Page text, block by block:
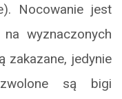
Nocowanie jest
wyznaczonych
zakazane, jedynie
są bigi